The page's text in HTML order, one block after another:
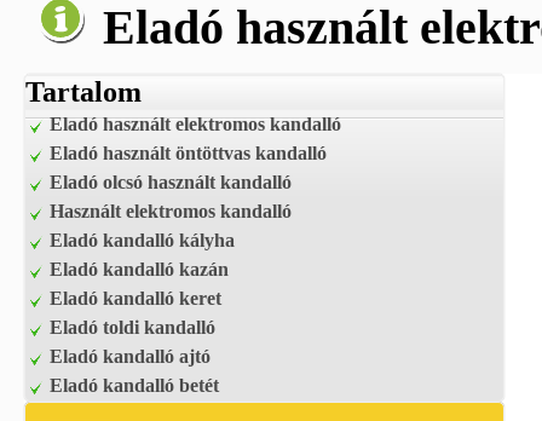
Eladó használt
Tartalom
Eladó használt elektromos kandalló
Eladó használt öntöttvas kandalló
Eladó olcsó használt kandalló
Használt elektromos kandalló
Eladó kandalló kályha
Eladó kandalló kazán
Eladó kandalló keret
Eladó toldi kandalló
Eladó kandalló ajtó
Eladó kandalló betét